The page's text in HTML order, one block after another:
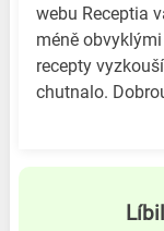
webu Receptia
méně
recepty
chutnalo.